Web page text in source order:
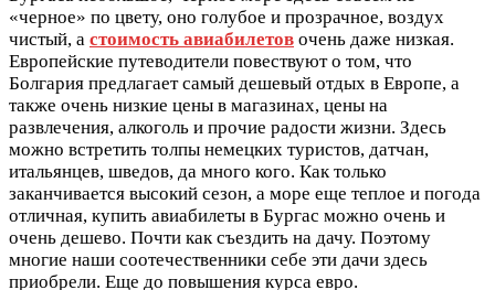
«черное» по цвету, оно голубое и прозрачное, воздух
чистый, а стоимость авиабилетов очень даже низкая.
Европейские путеводители повествуют о том, что
Болгария предлагает самый дешевый отдых в Европе, а
также очень низкие цены в магазинах, цены на
развлечения, алкоголь и прочие радости жизни. Здесь
можно встретить толпы немецких туристов, датчан,
итальянцев, шведов, да много кого. Как только
заканчивается высокий сезон, а море еще теплое и погода
отличная, купить авиабилеты в Бургас можно очень и
очень дешево. Почти как съездить на дачу. Поэтому
многие наши соотечественники себе эти дачи здесь
приобрели. Еще до повышения курса евро.